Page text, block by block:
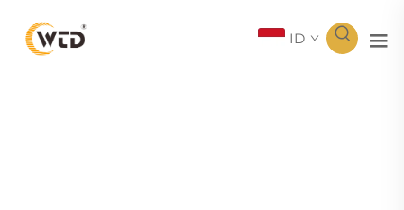
ID